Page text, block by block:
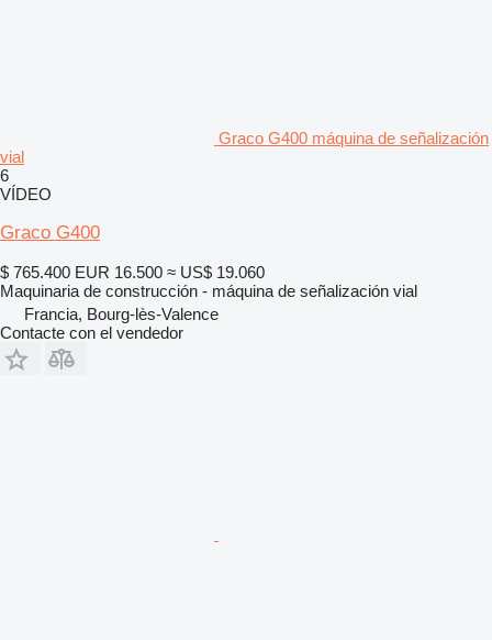
Graco G400 máquina de señalización
vial
6
VÍDEO
Graco G400
$ 765.400 EUR 16.500 ≈ US$ 19.060
Maquinaria de construcción - máquina de señalización vial
Francia, Bourg-lès-Valence
Contacte con el vendedor